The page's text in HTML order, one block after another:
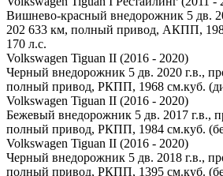
Вишнево-красный внедорожник 5 дв.
202 633 км, полный привод, АКПП,
170 л.с.
Volkswagen Tiguan II (2016 - 2020)
Черный внедорожник 5 дв. 2020 г.в.,
полный привод, РКПП, 1968 см.куб.
Volkswagen Tiguan II (2016 - 2020)
Бежевый внедорожник 5 дв. 2017 г.в.,
полный привод, РКПП, 1984 см.куб.
Volkswagen Tiguan II (2016 - 2020)
Черный внедорожник 5 дв. 2018 г.в.,
полный привод, РКПП, 1395 см.куб.